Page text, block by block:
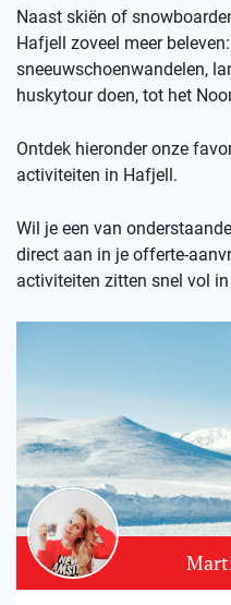
Naast skiën of
Hafjell zoveel meer
sneeuwschoenwandelen,
huskytour doen, tot het
Ontdek hieronder onze
activiteiten in Hafjell.
Wil je een van
direct aan in je offerte-
activiteiten zitten snel vol